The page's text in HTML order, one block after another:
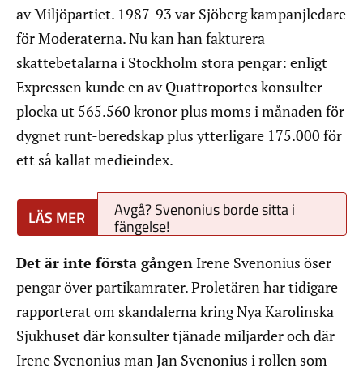
av Miljöpartiet. 1987-93 var Sjöberg kampanjledare
för Moderaterna. Nu kan han fakturera
skattebetalarna i Stockholm stora pengar: enligt
Expressen kunde en av Quattroportes konsulter
plocka ut 565.560 kronor plus moms i månaden för
dygnet runt-beredskap plus ytterligare 175.000 för
ett så kallat medieindex.
Avgå? Svenonius borde sitta i
fängelse!
Det är inte första gången Irene Svenonius öser
pengar över partikamrater. Proletären har tidigare
rapporterat om skandalerna kring Nya Karolinska
Sjukhuset där konsulter tjänade miljarder och där
Irene Svenonius man Jan Svenonius i rollen som